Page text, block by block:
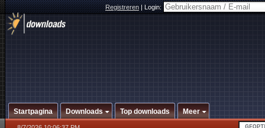
Registreren|Login:
Startpagina Downloads Top downloads Meer